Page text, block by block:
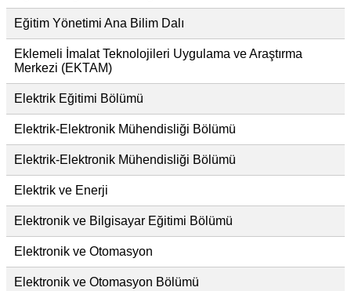
Eğitim Yönetimi Ana Bilim Dalı
Eklemeli İmalat Teknolojileri Uygulama ve Araştırma
Merkezi (EKTAM)
Elektrik Eğitimi Bölümü
Elektrik-Elektronik Mühendisliği Bölümü
Elektrik-Elektronik Mühendisliği Bölümü
Elektrik ve Enerji
Elektronik ve Bilgisayar Eğitimi Bölümü
Elektronik ve Otomasyon
Elektronik ve Otomasyon Bölümü